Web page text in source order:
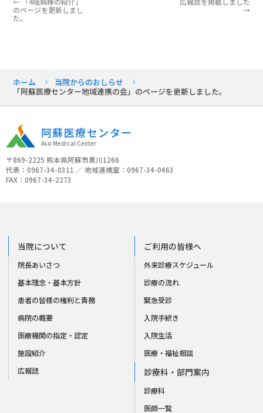
のページを更新しまし
た。
→
ホーム
当院からのおしらせ
「阿蘇医療センター地域連携の会」のページを更新しました。
阿蘇医療センター
Aso Medical Center
〒869-2225 熊本県阿蘇市黒川1266
代表：0967-34-0311 ／ 地域連携室：0967-34-0463
FAX：0967-34-2273
当院について
院長あいさつ
基本理念・基本方針
患者の皆様の権利と責務
病院の概要
医療機関の指定・認定
施設紹介
広報誌
ご利用の皆様へ
外来診療スケジュール
診療の流れ
緊急受診
入院手続き
入院生活
医療・福祉相談
診療科・部門案内
診療科
医師一覧